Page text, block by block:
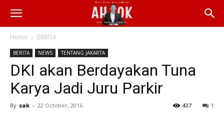
Home BERITA
BERITA NEWS TENTANG JAKARTA
DKI akan Berdayakan Tuna
Karya Jadi Juru Parkir
By sak - 22 October, 2016 1
437